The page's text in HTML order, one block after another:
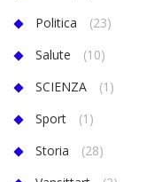
Politica
(23)
Salute
(10)
SCIENZA
(1)
Sport
(1)
Storia
(28)